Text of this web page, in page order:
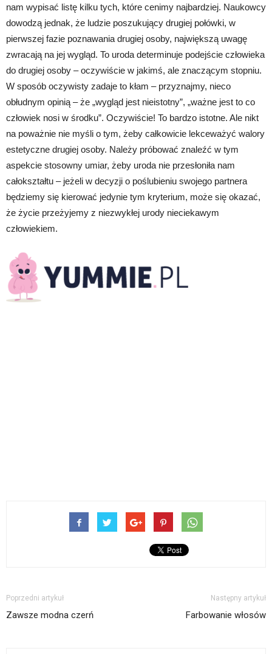
nam wypisać listę kilku tych, które cenimy najbardziej. Naukowcy
dowodzą jednak, że ludzie poszukujący drugiej połówki, w
pierwszej fazie poznawania drugiej osoby, największą uwagę
zwracają na jej wygląd. To uroda determinuje podejście człowieka
do drugiej osoby – oczywiście w jakimś, ale znaczącym stopniu.
W sposób oczywisty zadaje to kłam – przyznajmy, nieco
obłudnym opinią – że „wygląd jest nieistotny”, „ważne jest to co
człowiek nosi w środku”. Oczywiście! To bardzo istotne. Ale nikt
na poważnie nie myśli o tym, żeby całkowicie lekceważyć walory
estetyczne drugiej osoby. Należy próbować znaleźć w tym
aspekcie stosowny umiar, żeby uroda nie przesłoniła nam
całokształtu – jeżeli w decyzji o poślubieniu swojego partnera
będziemy się kierować jedynie tym kryterium, może się okazać,
że życie przeżyjemy z niezwykłej urody nieciekawym
człowiekiem.
Poprzedni artykuł
Zawsze modna czerń
Następny artykuł
Farbowanie włosów